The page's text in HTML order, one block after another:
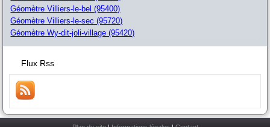
Géomètre Villiers-le-bel (95400)
Géomètre Villiers-le-sec (95720)
Géomètre Wy-dit-joli-village (95420)
Flux Rss